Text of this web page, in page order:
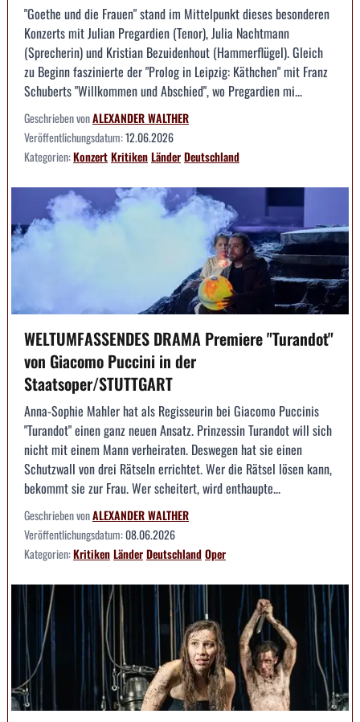
"Goethe und die Frauen" stand im Mittelpunkt dieses besonderen
Konzerts mit Julian Pregardien (Tenor), Julia Nachtmann
(Sprecherin) und Kristian Bezuidenhout (Hammerflügel). Gleich
zu Beginn faszinierte der "Prolog in Leipzig: Käthchen" mit Franz
Schuberts "Willkommen und Abschied", wo Pregardien mi...
Geschrieben vonALEXANDER WALTHER
Veröffentlichungsdatum:12.06.2026
Kategorien:KonzertKritikenLänderDeutschland
WELTUMFASSENDES DRAMA Premiere "Turandot"
von Giacomo Puccini in der
Staatsoper/STUTTGART
Anna-Sophie Mahler hat als Regisseurin bei Giacomo Puccinis
"Turandot" einen ganz neuen Ansatz. Prinzessin Turandot will sich
nicht mit einem Mann verheiraten. Deswegen hat sie einen
Schutzwall von drei Rätseln errichtet. Wer die Rätsel lösen kann,
bekommt sie zur Frau. Wer scheitert, wird enthaupte...
Geschrieben vonALEXANDER WALTHER
Veröffentlichungsdatum:08.06.2026
Kategorien:KritikenLänderDeutschlandOper